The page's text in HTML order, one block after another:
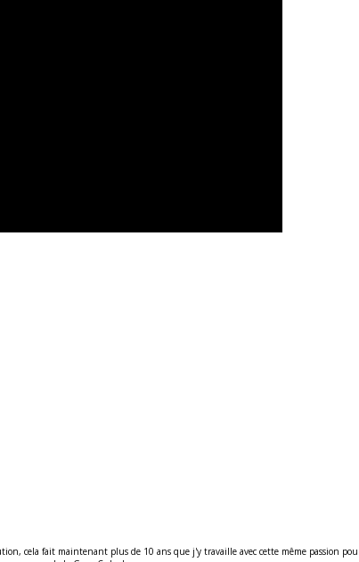
cela fait maintenant plus de 10 ans que j'y travaille avec cette même passion